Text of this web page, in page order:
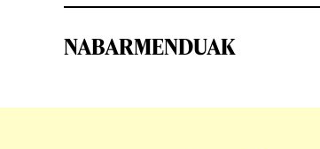
NABARMENDUAK